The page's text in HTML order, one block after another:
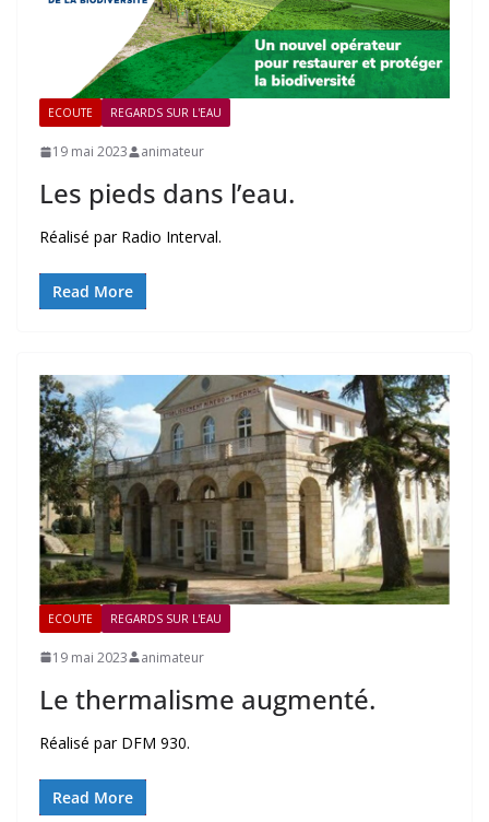
ECOUTE REGARDS SUR L'EAU
19 mai 2023 animateur
Les pieds dans l’eau.
Réalisé par Radio Interval.
Read More
ECOUTE REGARDS SUR L'EAU
19 mai 2023 animateur
Le thermalisme augmenté.
Réalisé par DFM 930.
Read More